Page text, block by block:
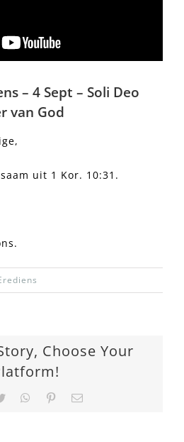
– 4 Sept – Soli Deo
van God
uit 1 Kor. 10:31.
Choose Your
TwitterWhatsApp
PinterestEmail